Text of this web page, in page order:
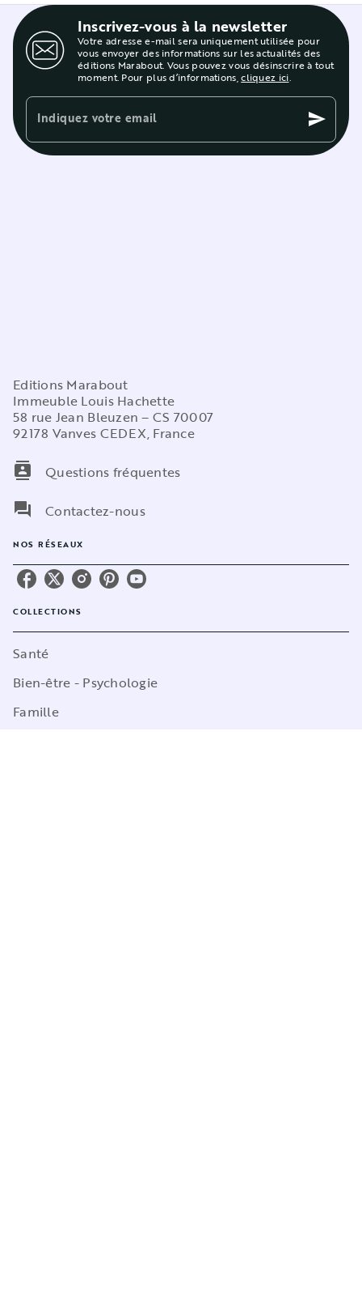
Inscrivez-vous à la newsletter
Votre adresse e-mail sera uniquement utilisée pour
vous envoyer des informations sur les actualités des
éditions Marabout. Vous pouvez vous désinscrire à tout
moment. Pour plus d’informations,cliquez ici.
Indiquez votre email send
Editions Marabout
Immeuble Louis Hachette
58 rue Jean Bleuzen – CS 70007
92178 Vanves CEDEX, France
contacts
Questions fréquentes
question_answer
Contactez-nous
NOS RÉSEAUX
COLLECTIONS
Santé
Bien-être - Psychologie
Famille